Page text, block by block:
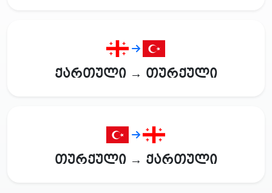
ქართული → თურქული
თურქული → ქართული